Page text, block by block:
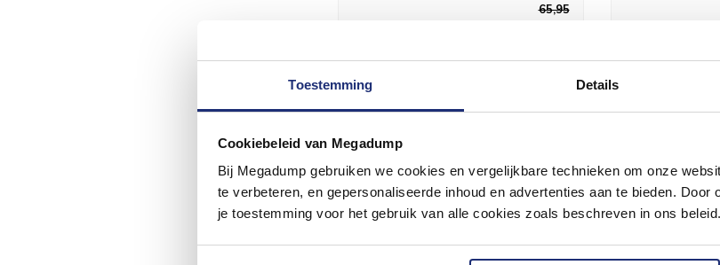
Toestemming Details
Cookiebeleid van Megadump
Bij Megadump gebruiken we cookies en vergelijkbare technieken om onze
te verbeteren, en gepersonaliseerde inhoud en advertenties aan te bieden.
je toestemming voor het gebruik van alle cookies zoals beschreven in ons beleid.
65,95